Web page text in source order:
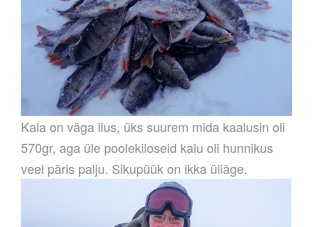
Kala on väga ilus, üks suurem mida kaalusin oli
570gr, aga üle poolekiloseid kalu oli hunnikus
veel päris palju. Sikupüük on ikka üliäge.